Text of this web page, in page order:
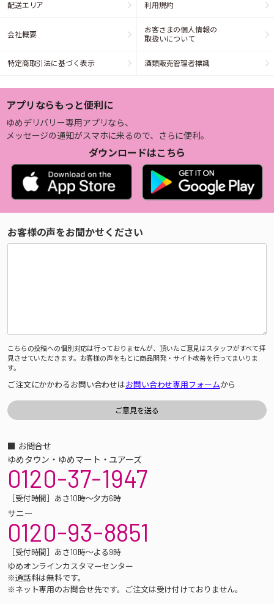
配送エリア 利用規約
会社概要
お客さまの個人情報の
取扱いについて
特定商取引法に基づく表示 酒類販売管理者標識
アプリならもっと便利に
ゆめデリバリー専用アプリなら、
メッセージの通知がスマホに来るので、さらに便利。
ダウンロードはこちら
お客様の声をお聞かせください
こちらの投稿への個別対応は行っておりませんが、頂いたご意見はスタッフがすべて拝
見させていただきます。お客様の声をもとに商品開発・サイト改善を行ってまいりま
す。
ご注文にかかわるお問い合わせはお問い合わせ専用フォームから
■ お問合せ
ゆめタウン・ゆめマート・ユアーズ
0120-37-1947
［受付時間］あさ10時～夕方6時
サニー
0120-93-8851
［受付時間］あさ10時～よる9時
ゆめオンラインカスタマーセンター
※通話料は無料です。
※ネット専用のお問合せ先です。ご注文は受け付けておりません。